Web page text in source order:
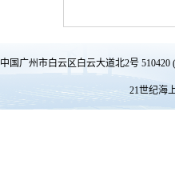
中国广州市白云区白云大道北2号
21世纪海